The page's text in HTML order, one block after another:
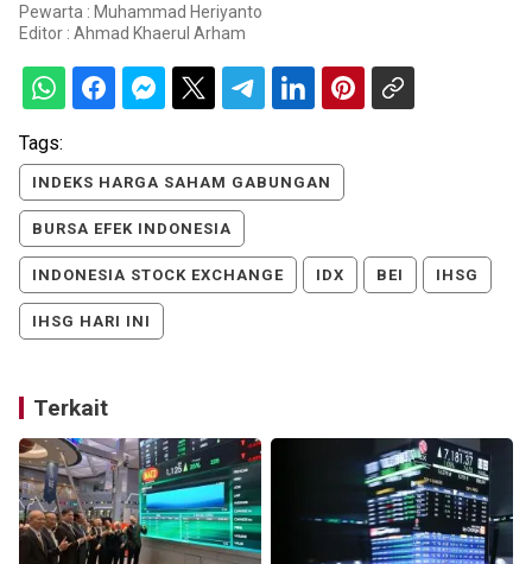
Pewarta : Muhammad Heriyanto
Editor : Ahmad Khaerul Arham
Tags:
INDEKS HARGA SAHAM GABUNGAN
BURSA EFEK INDONESIA
INDONESIA STOCK EXCHANGE IDX BEI IHSG
IHSG HARI INI
Terkait